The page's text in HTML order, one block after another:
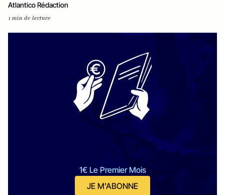
Atlantico Rédaction
1 min de lecture
1€ Le Premier Mois
JE M'ABONNE